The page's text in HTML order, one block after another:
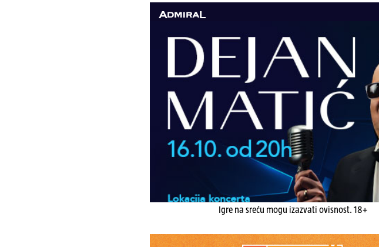
Igre na sreću mogu izazvati ovisnost. 18+